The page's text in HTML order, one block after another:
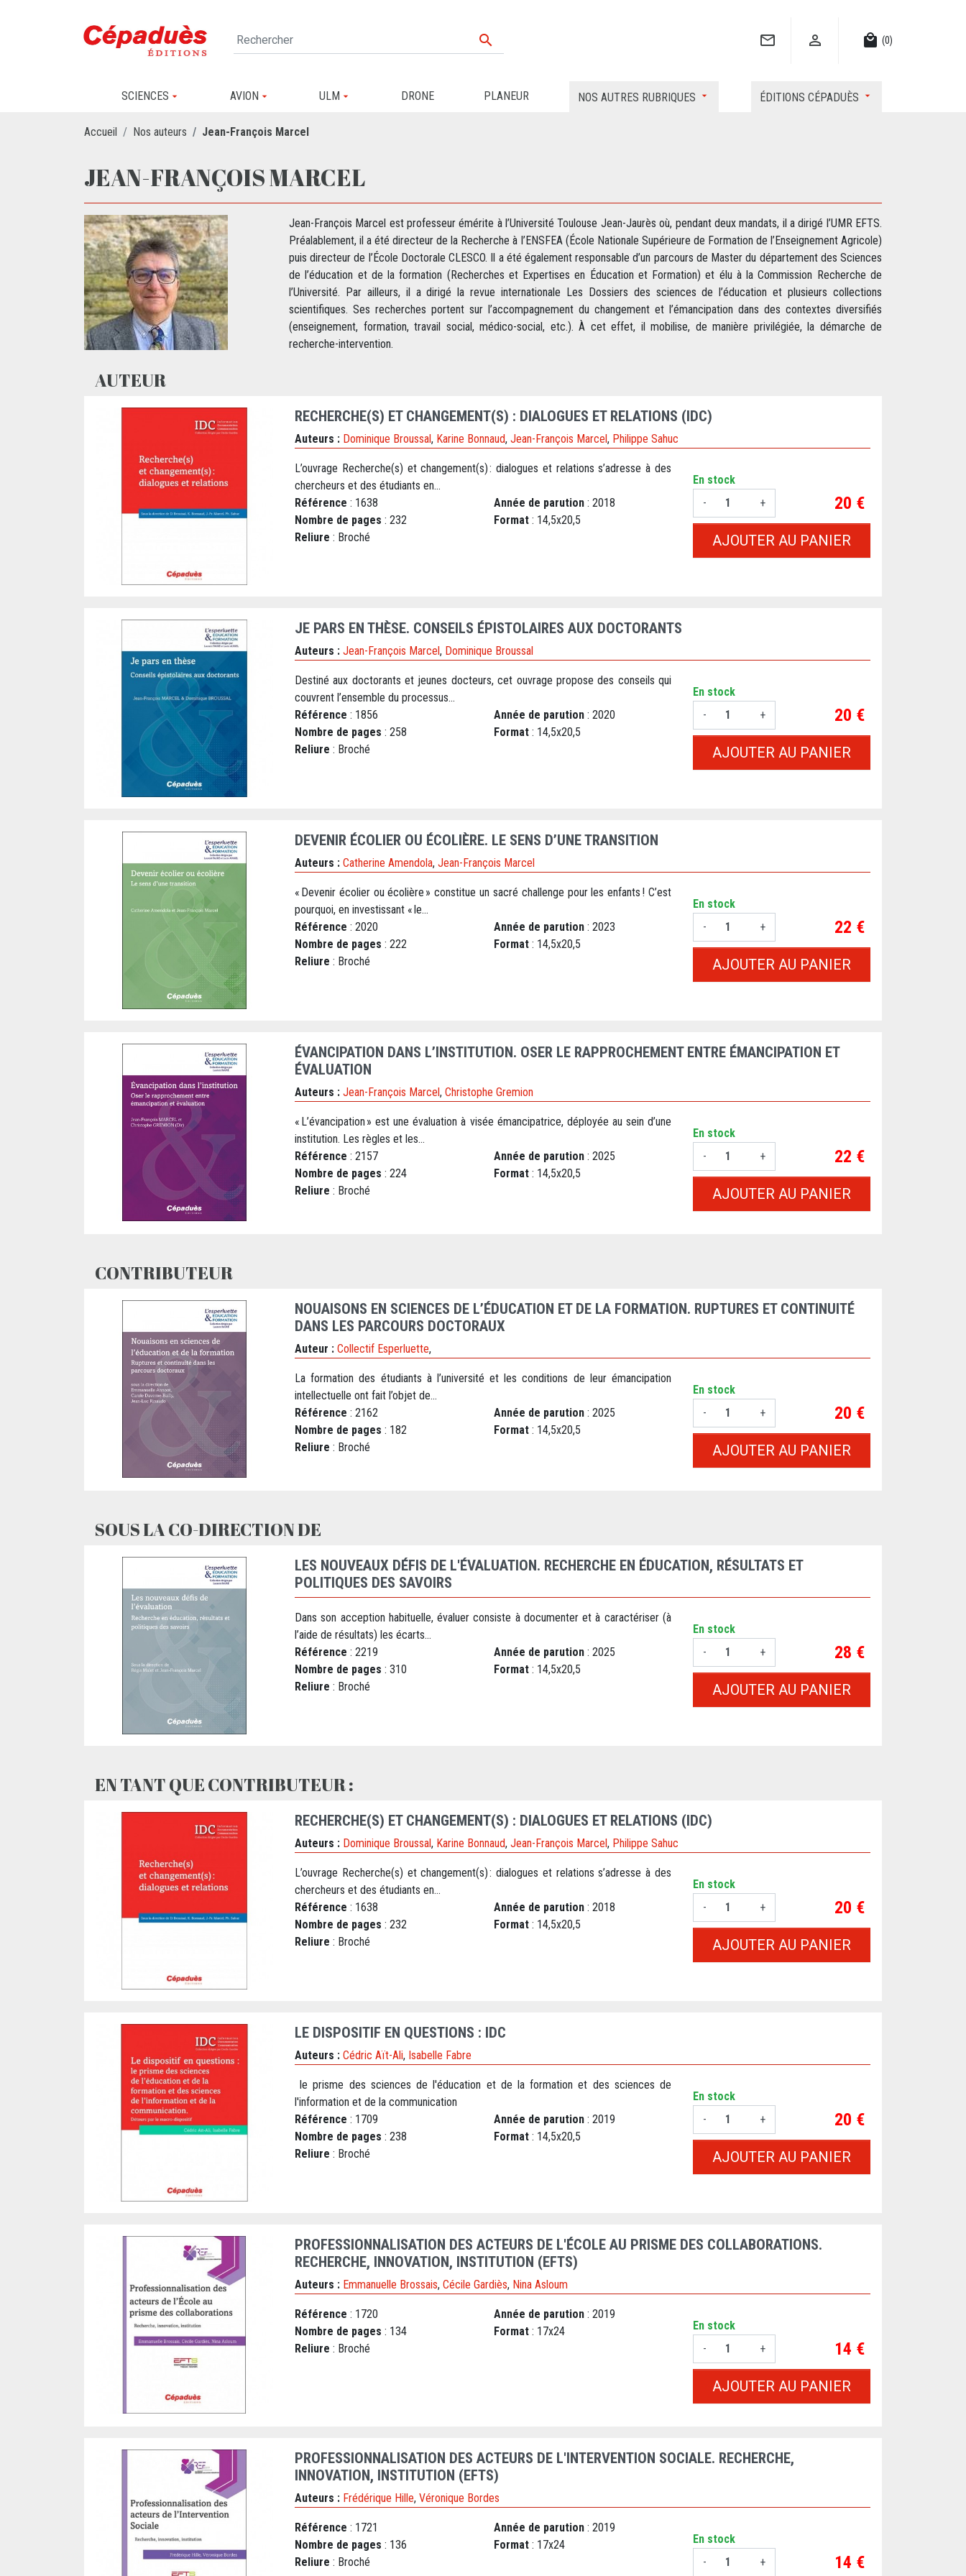
   local_mall (0)
SCIENCES AVION ULM DRONE PLANEUR NOS AUTRES RUBRIQUES ÉDITIONS CÉPADUÈS
Accueil Nos auteurs Jean-François Marcel
JEAN-FRANÇOIS MARCEL
Jean-François Marcel est professeur émérite à l’Université Toulouse Jean-Jaurès où, pendant deux mandats, il a dirigé l’UMR EFTS.
Préalablement, il a été directeur de la Recherche à l’ENSFEA (École Nationale Supérieure de Formation de l’Enseignement Agricole)
puis directeur de l’École Doctorale CLESCO. Il a été également responsable d’un parcours de Master du département des Sciences
de l’éducation et de la formation (Recherches et Expertises en Éducation et Formation) et élu à la Commission Recherche de
l’Université. Par ailleurs, il a dirigé la revue internationale Les Dossiers des sciences de l’éducation et plusieurs collections
scientifiques. Ses recherches portent sur l’accompagnement du changement et l’émancipation dans des contextes diversifiés
(enseignement, formation, travail social, médico-social, etc.). À cet effet, il mobilise, de manière privilégiée, la démarche de
recherche-intervention.
AUTEUR
RECHERCHE(S) ET CHANGEMENT(S) : DIALOGUES ET RELATIONS (IDC)
Auteurs : Dominique Broussal, Karine Bonnaud, Jean-François Marcel, Philippe Sahuc
L’ouvrage Recherche(s) et changement(s) : dialogues et relations s’adresse à des
chercheurs et des étudiants en...
Référence : 1638 Année de parution : 2018
Nombre de pages : 232 Format : 14,5x20,5
Reliure : Broché
En stock
-
+ Prix
20 €
AJOUTER AU PANIER
JE PARS EN THÈSE. CONSEILS ÉPISTOLAIRES AUX DOCTORANTS
Auteurs : Jean-François Marcel, Dominique Broussal
Destiné aux doctorants et jeunes docteurs, cet ouvrage propose des conseils qui
couvrent l’ensemble du processus...
Référence : 1856 Année de parution : 2020
Nombre de pages : 258 Format : 14,5x20,5
Reliure : Broché
En stock
-
+ Prix
20 €
AJOUTER AU PANIER
DEVENIR ÉCOLIER OU ÉCOLIÈRE. LE SENS D’UNE TRANSITION
Auteurs : Catherine Amendola, Jean-François Marcel
« Devenir écolier ou écolière » constitue un sacré challenge pour les enfants ! C’est
pourquoi, en investissant « le...
Référence : 2020 Année de parution : 2023
Nombre de pages : 222 Format : 14,5x20,5
Reliure : Broché
En stock
-
+ Prix
22 €
AJOUTER AU PANIER
ÉVANCIPATION DANS L’INSTITUTION. OSER LE RAPPROCHEMENT ENTRE ÉMANCIPATION ET
ÉVALUATION
Auteurs : Jean-François Marcel, Christophe Gremion
« L’évancipation » est une évaluation à visée émancipatrice, déployée au sein d’une
institution. Les règles et les...
Référence : 2157 Année de parution : 2025
Nombre de pages : 224 Format : 14,5x20,5
Reliure : Broché
En stock
-
+ Prix
22 €
AJOUTER AU PANIER
CONTRIBUTEUR
NOUAISONS EN SCIENCES DE L’ÉDUCATION ET DE LA FORMATION. RUPTURES ET CONTINUITÉ
DANS LES PARCOURS DOCTORAUX
Auteur : Collectif Esperluette,
La formation des étudiants à l’université et les conditions de leur émancipation
intellectuelle ont fait l’objet de...
Référence : 2162 Année de parution : 2025
Nombre de pages : 182 Format : 14,5x20,5
Reliure : Broché
En stock
-
+ Prix
20 €
AJOUTER AU PANIER
SOUS LA CO-DIRECTION DE
LES NOUVEAUX DÉFIS DE L'ÉVALUATION. RECHERCHE EN ÉDUCATION, RÉSULTATS ET
POLITIQUES DES SAVOIRS
Dans son acception habituelle, évaluer consiste à documenter et à caractériser (à
l’aide de résultats) les écarts...
Référence : 2219 Année de parution : 2025
Nombre de pages : 310 Format : 14,5x20,5
Reliure : Broché
En stock
-
+ Prix
28 €
AJOUTER AU PANIER
EN TANT QUE CONTRIBUTEUR :
RECHERCHE(S) ET CHANGEMENT(S) : DIALOGUES ET RELATIONS (IDC)
Auteurs : Dominique Broussal, Karine Bonnaud, Jean-François Marcel, Philippe Sahuc
L’ouvrage Recherche(s) et changement(s) : dialogues et relations s’adresse à des
chercheurs et des étudiants en...
Référence : 1638 Année de parution : 2018
Nombre de pages : 232 Format : 14,5x20,5
Reliure : Broché
En stock
-
+ Prix
20 €
AJOUTER AU PANIER
LE DISPOSITIF EN QUESTIONS : IDC
Auteurs : Cédric Aït-Ali, Isabelle Fabre
le prisme des sciences de l'éducation et de la formation et des sciences de
l'information et de la communication
Référence : 1709 Année de parution : 2019
Nombre de pages : 238 Format : 14,5x20,5
Reliure : Broché
En stock
-
+ Prix
20 €
AJOUTER AU PANIER
PROFESSIONNALISATION DES ACTEURS DE L'ÉCOLE AU PRISME DES COLLABORATIONS.
RECHERCHE, INNOVATION, INSTITUTION (EFTS)
Auteurs : Emmanuelle Brossais, Cécile Gardiès, Nina Asloum
Référence : 1720 Année de parution : 2019
Nombre de pages : 134 Format : 17x24
Reliure : Broché
En stock
-
+ Prix
14 €
AJOUTER AU PANIER
PROFESSIONNALISATION DES ACTEURS DE L'INTERVENTION SOCIALE. RECHERCHE,
INNOVATION, INSTITUTION (EFTS)
Auteurs : Frédérique Hille, Véronique Bordes
Référence : 1721 Année de parution : 2019
Nombre de pages : 136 Format : 17x24
Reliure : Broché
En stock
-
+ Prix
14 €